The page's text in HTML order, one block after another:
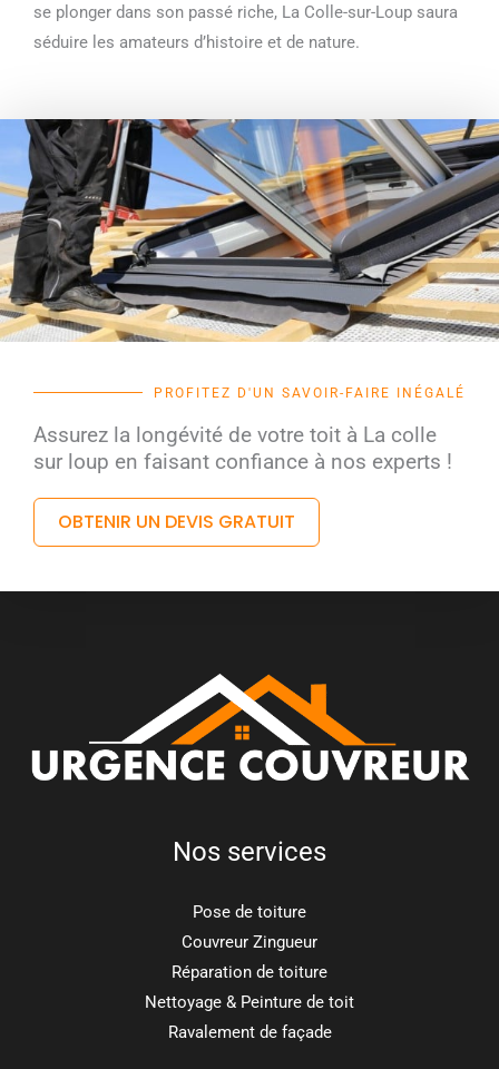
se plonger dans son passé riche, La Colle-sur-Loup saura
séduire les amateurs d’histoire et de nature.
PROFITEZ D'UN SAVOIR-FAIRE INÉGALÉ
Assurez la longévité de votre toit à La colle
sur loup en faisant confiance à nos experts !
OBTENIR UN DEVIS GRATUIT
Nos services
Pose de toiture
Couvreur Zingueur
Réparation de toiture
Nettoyage & Peinture de toit
Ravalement de façade